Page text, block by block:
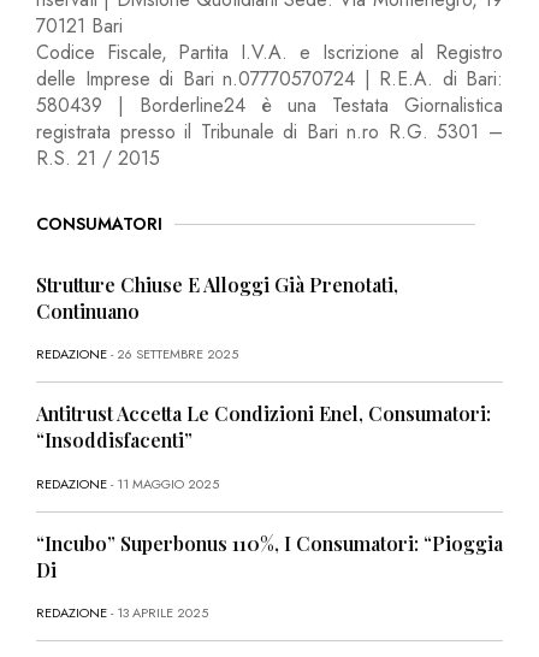
70121 Bari
Codice Fiscale, Partita I.V.A. e Iscrizione al Registro
delle Imprese di Bari n.07770570724 | R.E.A. di Bari:
580439 | Borderline24 è una Testata Giornalistica
registrata presso il Tribunale di Bari n.ro R.G. 5301 –
R.S. 21 / 2015
CONSUMATORI
Strutture Chiuse E Alloggi Già Prenotati,
Continuano
REDAZIONE- 26 SETTEMBRE 2025
Antitrust Accetta Le Condizioni Enel, Consumatori:
“Insoddisfacenti”
REDAZIONE- 11 MAGGIO 2025
“Incubo” Superbonus 110%, I Consumatori: “Pioggia
Di
REDAZIONE- 13 APRILE 2025